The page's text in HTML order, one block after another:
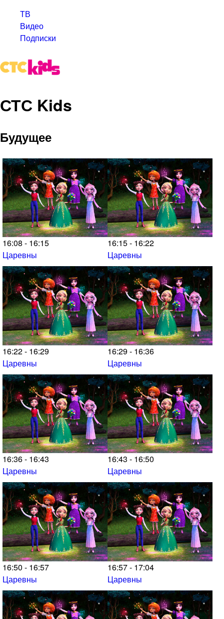
ТВ
Видео
Подписки
СТС Kids
Будущее
16:08 - 16:15
Царевны
16:15 - 16:22
Царевны
16:22 - 16:29
Царевны
16:29 - 16:36
Царевны
16:36 - 16:43
Царевны
16:43 - 16:50
Царевны
16:50 - 16:57
Царевны
16:57 - 17:04
Царевны